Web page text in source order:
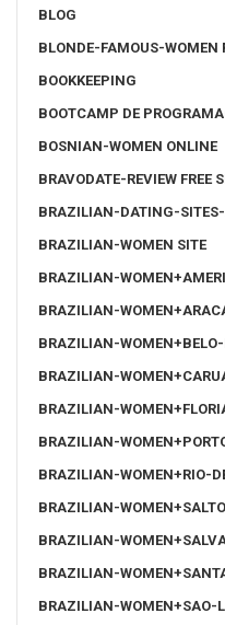
BLOG
BLONDE-FAMOUS-WOMEN
BOOKKEEPING
BOOTCAMP DE
BOSNIAN-WOMEN ONLINE
BRAVODATE-REVIEW FREE
BRAZILIAN-DATING-
BRAZILIAN-WOMEN SITE
BRAZILIAN-
BRAZILIAN-
BRAZILIAN-WOMEN+BELO-
BRAZILIAN-
BRAZILIAN-
BRAZILIAN-
BRAZILIAN-WOMEN+RIO-
BRAZILIAN-
BRAZILIAN-
BRAZILIAN-
BRAZILIAN-WOMEN+SAO-